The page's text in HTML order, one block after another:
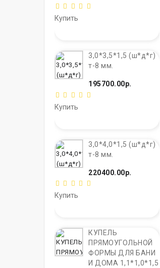
Купить
3,0*3,5*1,5 (ш*д*г)
т-8 мм.
195700.00р.
Купить
3,0*4,0*1,5 (ш*д*г)
т-8 мм.
220400.00р.
Купить
КУПЕЛЬ
ПРЯМОУГОЛЬНОЙ
ФОРМЫ ДЛЯ БАНИ
И ДОМА 1,1*1,0*1,5